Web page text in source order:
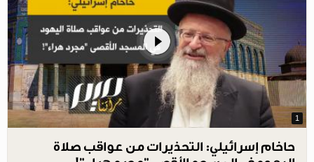
1
حاخام إسرائيلي: التحذيرات من عواقب صلاة